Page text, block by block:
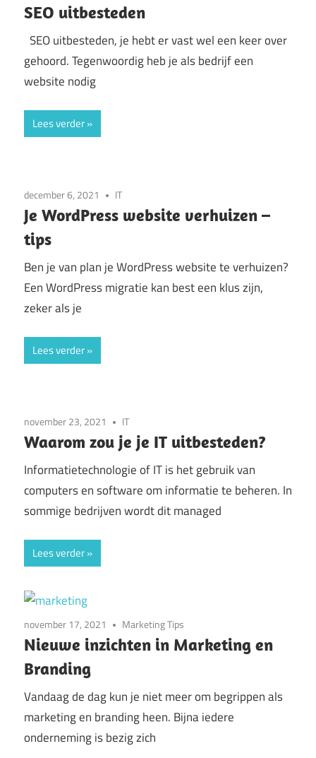
SEO uitbesteden
SEO uitbesteden, je hebt er vast wel een keer over
gehoord. Tegenwoordig heb je als bedrijf een
website nodig
Lees verder
december 6, 2021 IT
Je WordPress website verhuizen –
tips
Ben je van plan je WordPress website te verhuizen?
Een WordPress migratie kan best een klus zijn,
zeker als je
Lees verder
november 23, 2021 IT
Waarom zou je je IT uitbesteden?
Informatietechnologie of IT is het gebruik van
computers en software om informatie te beheren. In
sommige bedrijven wordt dit managed
Lees verder
november 17, 2021 Marketing Tips
Nieuwe inzichten in Marketing en
Branding
Vandaag de dag kun je niet meer om begrippen als
marketing en branding heen. Bijna iedere
onderneming is bezig zich